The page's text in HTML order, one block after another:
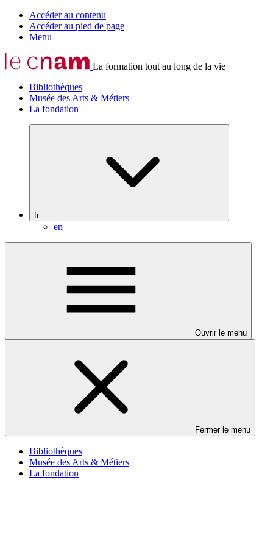
Accéder au contenu
Accéder au pied de page
Menu
La formation tout au long de la vie
Bibliothèques
Musée des Arts & Métiers
La fondation
fr
en
Ouvrir le menu
Fermer le menu
Bibliothèques
Musée des Arts & Métiers
La fondation